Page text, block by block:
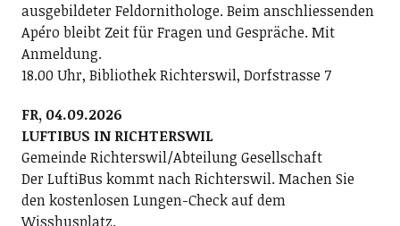
ausgebildeter Feldornithologe. Beim anschliessenden
Apéro bleibt Zeit für Fragen und Gespräche. Mit
Anmeldung.
18.00 Uhr, Bibliothek Richterswil, Dorfstrasse 7
FR, 04.09.2026
LUFTIBUS IN RICHTERSWIL
Gemeinde Richterswil/Abteilung Gesellschaft
Der LuftiBus kommt nach Richterswil. Machen Sie
den kostenlosen Lungen-Check auf dem
Wisshusplatz.